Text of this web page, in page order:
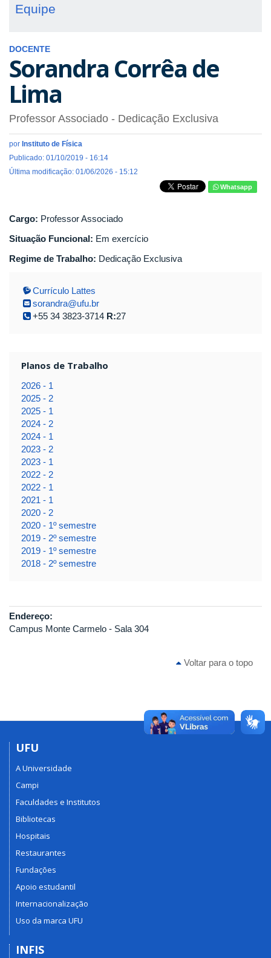
Equipe
DOCENTE
Sorandra Corrêa de
Lima
Professor Associado - Dedicação Exclusiva
por Instituto de Física
Publicado: 01/10/2019 - 16:14
Última modificação: 01/06/2026 - 15:12
Whatsapp
Cargo: Professor Associado
Situação Funcional: Em exercício
Regime de Trabalho: Dedicação Exclusiva
Currículo Lattes
sorandra@ufu.br
+55 34 3823-3714 R:27
Planos de Trabalho
2026 - 1
2025 - 2
2025 - 1
2024 - 2
2024 - 1
2023 - 2
2023 - 1
2022 - 2
2022 - 1
2021 - 1
2020 - 2
2020 - 1º semestre
2019 - 2º semestre
2019 - 1º semestre
2018 - 2º semestre
Endereço:
Campus Monte Carmelo - Sala 304
Voltar para o topo
UFU
A Universidade
Campi
Faculdades e Institutos
Bibliotecas
Hospitais
Restaurantes
Fundações
Apoio estudantil
Internacionalização
Uso da marca UFU
INFIS